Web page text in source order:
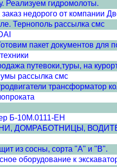
Реализуем гидромолоты.
недорого от компании
Тернополь рассылка смс
пакет документов для
путевоки,туры, на
рассылка смс
трансформатор
Б-10М.0111-ЕН
ДОМРАБОТНИЦЫ,
из сосны, сорта "А" и "B".
оборудование к